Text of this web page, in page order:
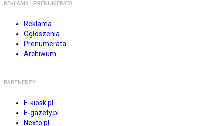
REKLAMA I PRENUMERATA
Reklama
Ogłoszenia
Prenumerata
Archiwum
PARTNERZY
E-kiosk.pl
E-gazety.pl
Nexto.pl